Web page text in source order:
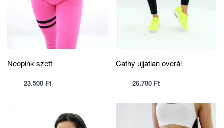
Neopink szett
23.500 Ft
Cathy ujjatlan overál
26.700 Ft